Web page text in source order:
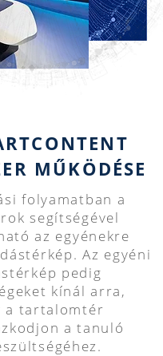
MŰKÖDÉSE
folyamatban a
segítségével
az egyénekre
Az egyéni
pedig
kínál arra,
a tartalomtér
a tanuló